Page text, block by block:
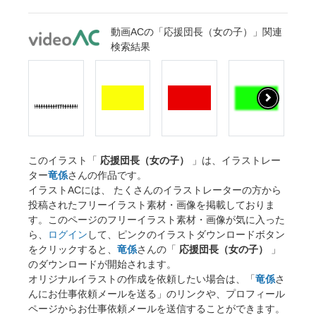
動画ACの「応援団長（女の子）」関連
検索結果
このイラスト「 応援団長（女の子）
」は、イラストレー
ター竜係さんの作品です。
イラストACには、 たくさんのイラストレーターの方から
投稿されたフリーイラスト素材・画像を掲載しておりま
す。このページのフリーイラスト素材・画像が気に入った
ら、
ログイン して、ピンクのイラストダウンロードボタン
をクリックすると、 竜係さんの「 応援団長（女の子）
」
のダウンロードが開始されます。
オリジナルイラストの作成を依頼したい場合は、「竜係さ
んにお仕事依頼メールを送る」のリンクや、プロフィール
ページからお仕事依頼メールを送信することができます。